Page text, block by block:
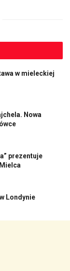
w mieleckiej
Nowa
prezentuje
Londynie